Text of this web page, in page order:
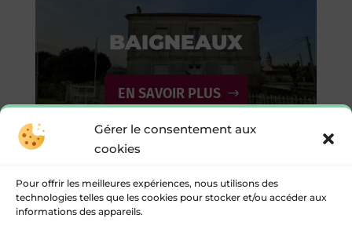
Gérer le consentement aux
cookies
Pour offrir les meilleures expériences, nous utilisons des
technologies telles que les cookies pour stocker et/ou accéder aux
informations des appareils.
BAIGNEAUX
Communes
EN SAVOIR PLUS
Page 3 sur 3 « 1 2 3
© 2017 / 2026 Communauté des Communes Rurales